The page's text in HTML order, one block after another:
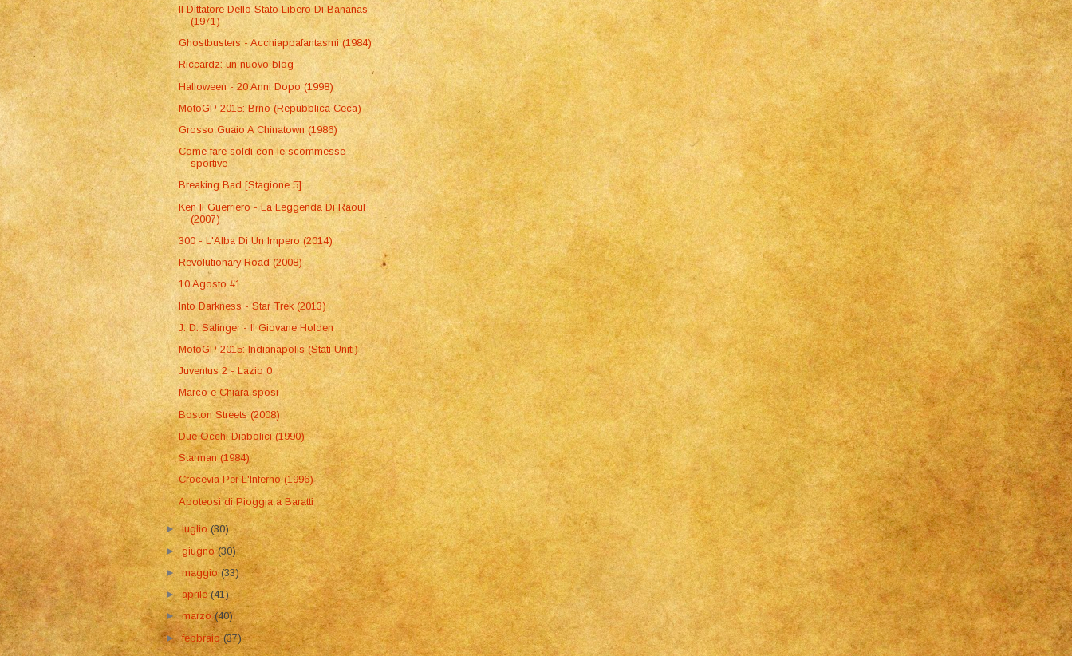
Il Dittatore Dello Stato Libero Di Bananas
(1971)
Ghostbusters - Acchiappafantasmi (1984)
Riccardz: un nuovo blog
Halloween - 20 Anni Dopo (1998)
MotoGP 2015: Brno (Repubblica Ceca)
Grosso Guaio A Chinatown (1986)
Come fare soldi con le scommesse
sportive
Breaking Bad [Stagione 5]
Ken Il Guerriero - La Leggenda Di Raoul
(2007)
300 - L'Alba Di Un Impero (2014)
Revolutionary Road (2008)
10 Agosto #1
Into Darkness - Star Trek (2013)
J. D. Salinger - Il Giovane Holden
MotoGP 2015: Indianapolis (Stati Uniti)
Juventus 2 - Lazio 0
Marco e Chiara sposi
Boston Streets (2008)
Due Occhi Diabolici (1990)
Starman (1984)
Crocevia Per L'Inferno (1996)
Apoteosi di Pioggia a Baratti
►luglio(30)
►giugno(30)
►maggio(33)
►aprile(41)
►marzo(40)
►febbraio(37)